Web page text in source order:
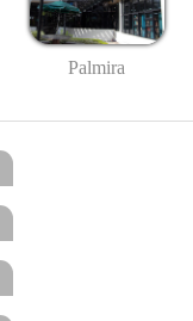
Palmira